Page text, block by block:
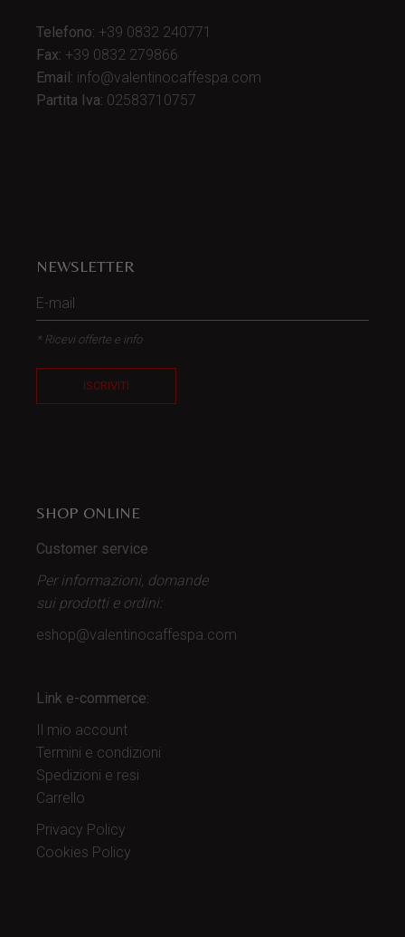
Telefono: +39 0832 240771
Fax: +39 0832 279866
Email: info@valentinocaffespa.com
Partita Iva: 02583710757
NEWSLETTER
* Ricevi offerte e info
ISCRIVITI
SHOP ONLINE
Customer service
Per informazioni, domande
sui prodotti e ordini:
eshop@valentinocaffespa.com
Link e-commerce:
Il mio account
Termini e condizioni
Spedizioni e resi
Carrello
Privacy Policy
Cookies Policy